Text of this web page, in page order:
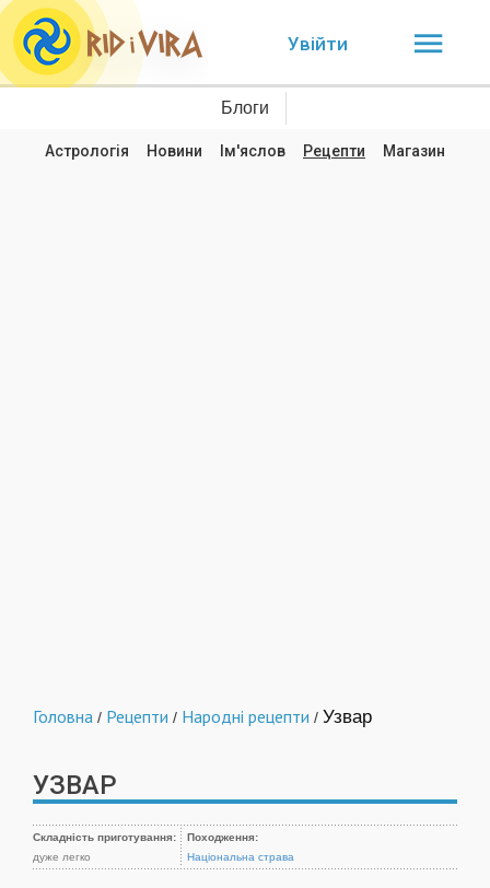
Увійти
Блоги
Астрологія Новини Ім'яслов Рецепти Магазин
Головна / Рецепти / Народні рецепти / Узвар
УЗВАР
Складність приготування:
дуже легко
Походження:
Національна страва